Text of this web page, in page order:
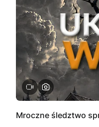
Mroczne śledztwo